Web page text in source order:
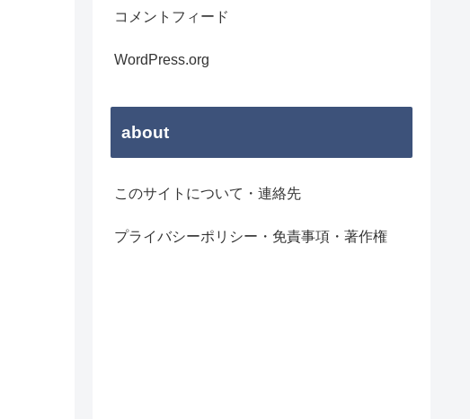
コメントフィード
WordPress.org
about
このサイトについて・連絡先
プライバシーポリシー・免責事項・著作権